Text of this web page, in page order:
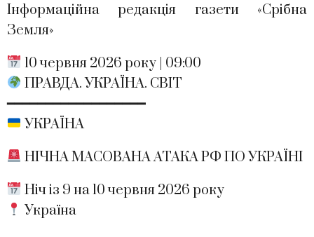
Інформаційна редакція газети «Срібна
Земля»
10 червня 2026 року | 09:00
ПРАВДА. УКРАЇНА. СВІТ
━━━━━━━━━━━━━━━━━━
УКРАЇНА
НІЧНА МАСОВАНА АТАКА РФ ПО УКРАЇНІ
Ніч із 9 на 10 червня 2026 року
Україна